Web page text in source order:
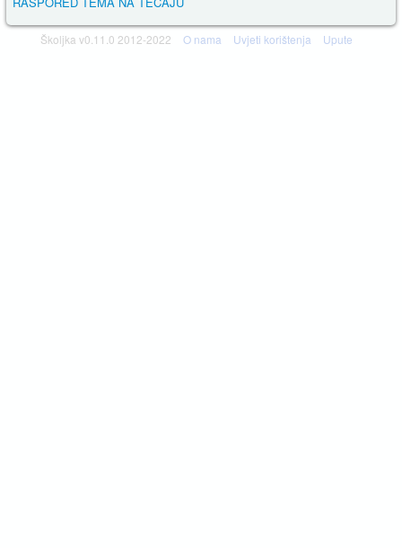
Školjka v0.11.0 2012-2022 O nama Uvjeti korištenja Upute